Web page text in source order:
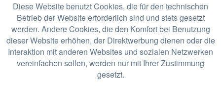
Diese Website benutzt Cookies, die für den technischen
Betrieb der Website erforderlich sind und stets gesetzt
werden. Andere Cookies, die den Komfort bei Benutzung
dieser Website erhöhen, der Direktwerbung dienen oder die
Interaktion mit anderen Websites und sozialen Netzwerken
vereinfachen sollen, werden nur mit Ihrer Zustimmung
gesetzt.